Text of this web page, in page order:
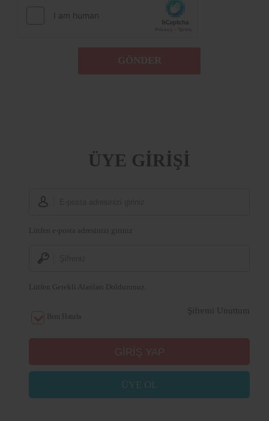
ÜYE GİRİŞİ
Lütfen e-posta adresinizi giriniz
Lütfen Gerekli Alanları Doldurunuz.
Beni Hatırla
Şifremi Unuttum
ÜYE OL